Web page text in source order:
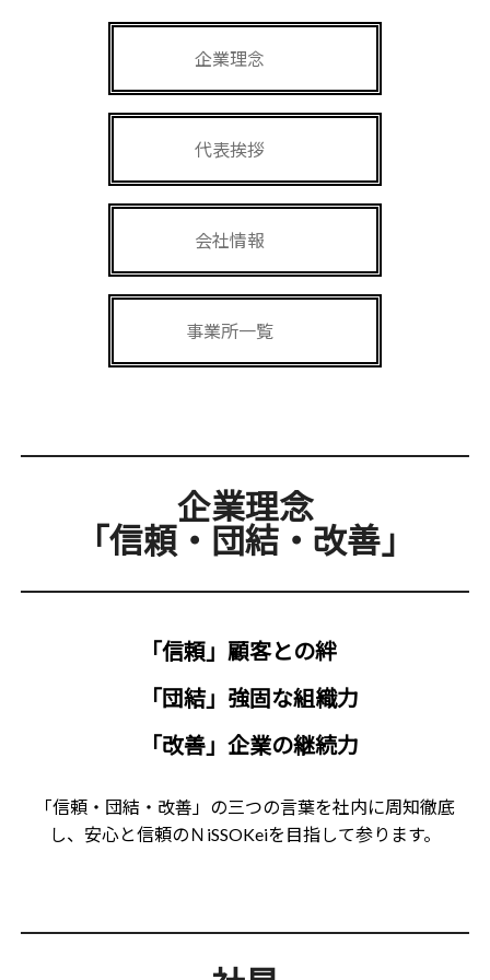
企業理念
代表挨拶
会社情報
事業所一覧
企業理念
「信頼・団結・改善」
「信頼」顧客との絆
「団結」強固な組織力
「改善」企業の継続力
「信頼・団結・改善」の三つの言葉を社内に周知徹底
し、安心と信頼のＮiSSOKeiを目指して参ります。